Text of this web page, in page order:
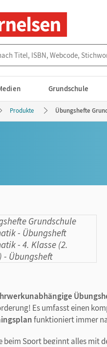
Grundschule
Produkte Übungshefte
Es umfasst einen
funktioniert immer
beim Sport beginnt alles mit